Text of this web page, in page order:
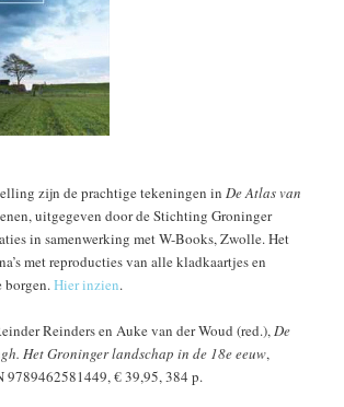
zijn de prachtige tekeningen inDe Atlas van
uitgegeven door de Stichting Groninger
in samenwerking met W-Books, Zwolle. Het
met reproducties van alle kladkaartjes en
borgen.Hier inzien.
Reinders en Auke van der Woud (red.),De
Het Groninger landschap in de 18e eeuw,
9789462581449, € 39,95, 384 p.